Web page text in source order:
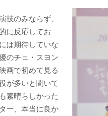
技のみならず、
に反応してお
は期待していな
のチェ・スヨン
画で初めて見る
が多いと聞いて
素晴らしかった
ー、本当に良か